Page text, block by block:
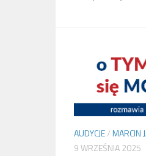
AUDYCJE/MARCIN
9 WRZEŚNIA 2025